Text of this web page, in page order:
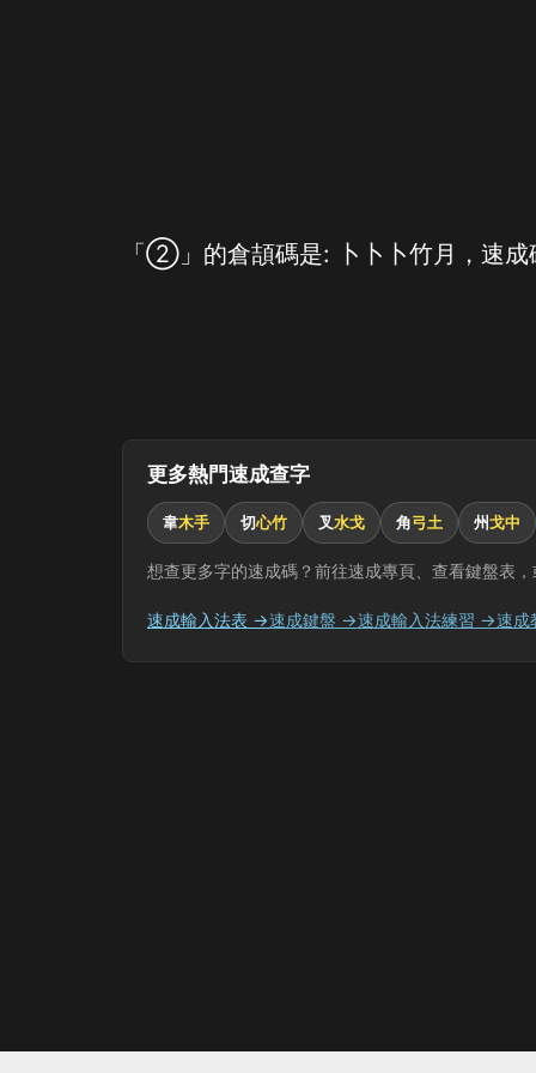
「②」的倉頡碼是: 卜卜卜竹月，速成
更多熱門速成查字
韋木手 切心竹 叉水戈 角弓土 州戈中
想查更多字的速成碼？前往速成專頁、查看鍵盤表
速成輸入法表 →速成鍵盤 →速成輸入法練習 →速